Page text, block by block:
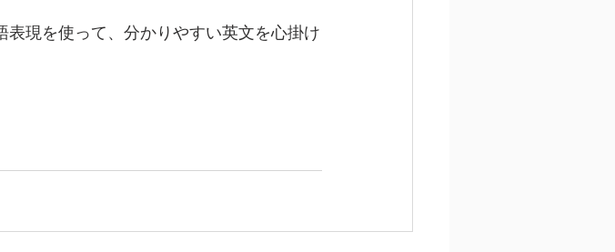
現を使って、分かりやすい英文を心掛け